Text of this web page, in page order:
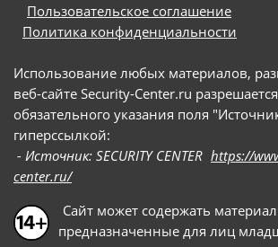
Пользовательское соглашение
Политика конфиденциальности
Использование любых материалов,
веб-сайте Security-Center.ru
обязательного указания поля
гиперссылкой:
- Источник: SECURITY CENTER https://
center.ru/
Сайт может содержать
предназначенные для лиц